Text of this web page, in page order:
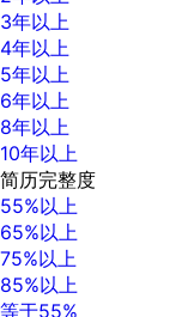
3年以上
4年以上
5年以上
6年以上
8年以上
10年以上
简历完整度
55%以上
65%以上
75%以上
85%以上
等于55%